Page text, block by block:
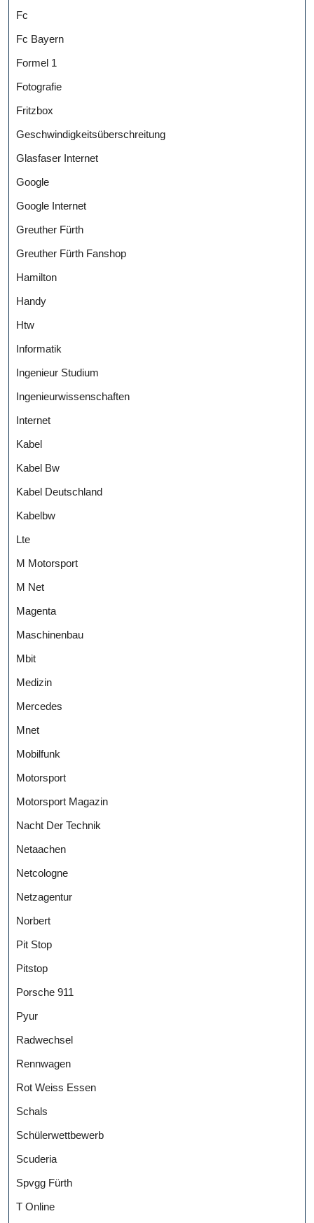
Fc
Fc Bayern
Formel 1
Fotografie
Fritzbox
Geschwindigkeitsüberschreitung
Glasfaser Internet
Google
Google Internet
Greuther Fürth
Greuther Fürth Fanshop
Hamilton
Handy
Htw
Informatik
Ingenieur Studium
Ingenieurwissenschaften
Internet
Kabel
Kabel Bw
Kabel Deutschland
Kabelbw
Lte
M Motorsport
M Net
Magenta
Maschinenbau
Mbit
Medizin
Mercedes
Mnet
Mobilfunk
Motorsport
Motorsport Magazin
Nacht Der Technik
Netaachen
Netcologne
Netzagentur
Norbert
Pit Stop
Pitstop
Porsche 911
Pyur
Radwechsel
Rennwagen
Rot Weiss Essen
Schals
Schülerwettbewerb
Scuderia
Spvgg Fürth
T Online